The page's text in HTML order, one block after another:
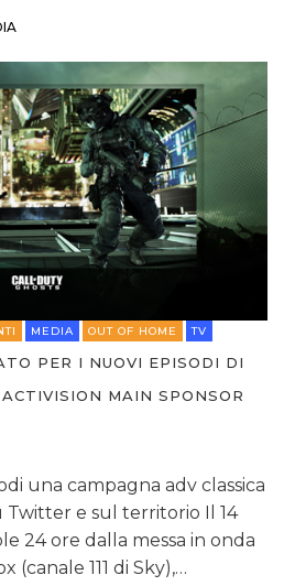
MEDIA OUT OF HOME TV
PER I NUOVI EPISODI DI
MAIN SPONSOR
una campagna adv classica
Twitter e sul territorio Il 14
24 ore dalla messa in onda
(canale 111 di Sky),…